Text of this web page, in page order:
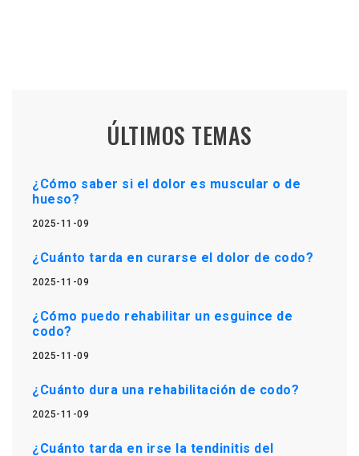
ÚLTIMOS TEMAS
¿Cómo saber si el dolor es muscular o de
hueso?
2025-11-09
¿Cuánto tarda en curarse el dolor de codo?
2025-11-09
¿Cómo puedo rehabilitar un esguince de
codo?
2025-11-09
¿Cuánto dura una rehabilitación de codo?
2025-11-09
¿Cuánto tarda en irse la tendinitis del